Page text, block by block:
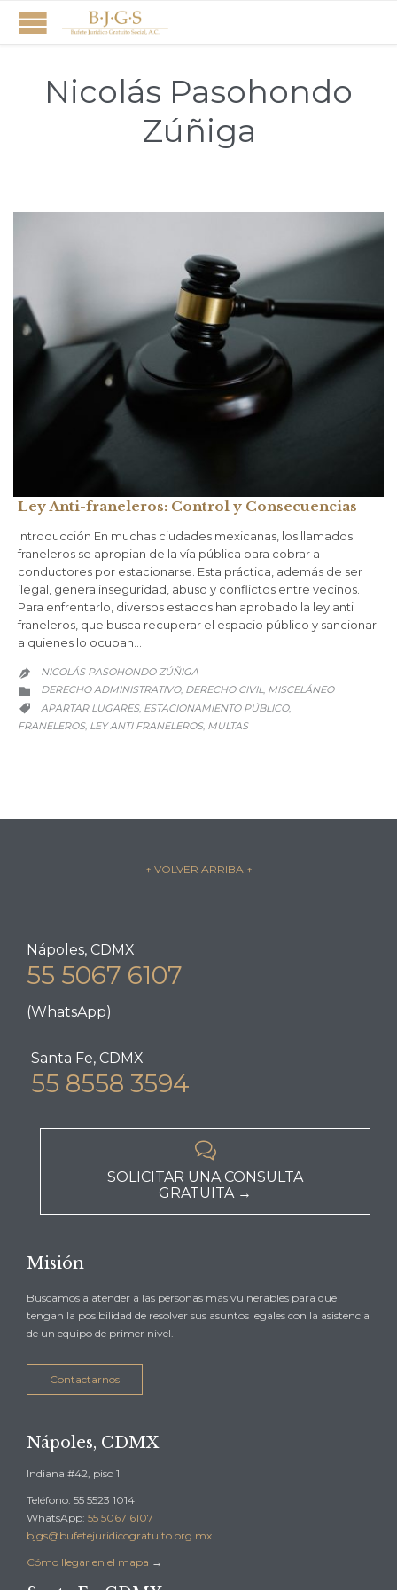
Nicolás Pasohondo
Zúñiga
Ley Anti-franeleros: Control y Consecuencias
Introducción En muchas ciudades mexicanas, los llamados
franeleros se apropian de la vía pública para cobrar a
conductores por estacionarse. Esta práctica, además de ser
ilegal, genera inseguridad, abuso y conflictos entre vecinos.
Para enfrentarlo, diversos estados han aprobado la ley anti
franeleros, que busca recuperar el espacio público y sancionar
a quienes lo ocupan…
 NICOLÁS PASOHONDO ZÚÑIGA
 CATEGORY
DERECHO ADMINISTRATIVO, DERECHO CIVIL, MISCELÁNEO
 CATEGORY
APARTAR LUGARES, ESTACIONAMIENTO PÚBLICO,
FRANELEROS, LEY ANTI FRANELEROS, MULTAS
– ↑ VOLVER ARRIBA ↑ –
Nápoles, CDMX
55 5067 6107
(WhatsApp)
Santa Fe, CDMX
55 8558 3594

SOLICITAR UNA CONSULTA
GRATUITA →
Misión
Buscamos a atender a las personas más vulnerables para que
tengan la posibilidad de resolver sus asuntos legales con la asistencia
de un equipo de primer nivel.
Contactarnos
Nápoles, CDMX
Indiana #42, piso 1
Teléfono: 55 5523 1014
WhatsApp: 55 5067 6107
bjgs@bufetejuridicogratuito.org.mx
Cómo llegar en el mapa →